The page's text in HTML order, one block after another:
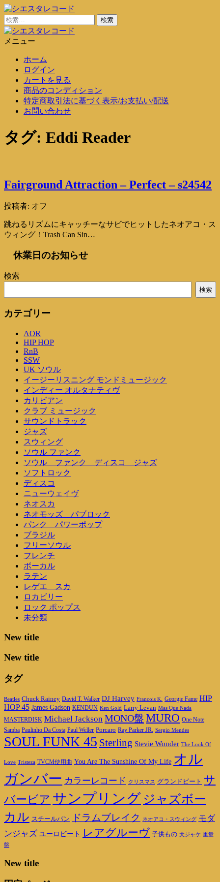
コ
ン
テ
ン
シエスタレコード
中古レコード通販
検
索:
メニュー
ホーム
ログイン
カートを見る
商品のコンディション
特定商取引法に基づく表示/お支払い/配送
お問い合わせ
タグ: Eddi Reader
Fairground Attraction – Perfect – s24542
投稿者: オフ
跳ねるリズムにキャッチーなサビでヒットしたネオアコ・ス
ウィング！Trash Can Sin…
休業日のお知らせ
検索
検索
カテゴリー
AOR
HIP HOP
RnB
SSW
UK ソウル
イージーリスニング モンドミュージック
インディー オルタナティヴ
カリビアン
クラブ ミュージック
サウンドトラック
ジャズ
スウィング
ソウル ファンク
ソウル ファンク ディスコ ジャズ
ソフトロック
ディスコ
ニューウェイヴ
ネオスカ
ネオモッズ パブロック
パンク パワーポップ
ブラジル
フリーソウル
フレンチ
ボーカル
ラテン
レゲエ スカ
ロカビリー
ロック ポップス
未分類
New title
New title
タグ
Beatles Chuck Rainey David T. Walker DJ Harvey Francois K. Georgie Fame HIP
HOP 45 James Gadson KENDUN Ken Gold Larry Levan Mas Que Nada
MASTERDISK Michael Jackson MONO盤 MURO One Note
Samba Paulinho Da Costa Paul Weller Porcaro Ray Parker JR. Sergio Mendes
SOUL FUNK 45 Sterling Stevie Wonder The Look Of
Love Tristeza TVCM使用曲 You Are The Sunshine Of My Life オル
ガンバー カラーレコード クリスマス グランドビート サ
バービア サンプリング ジャズボー
カル スチールパン ドラムブレイク ネオアコ・スウィング モダ
ンジャズ ユーロビート レアグルーヴ 子供もの 犬ジャケ 重量
盤
New title